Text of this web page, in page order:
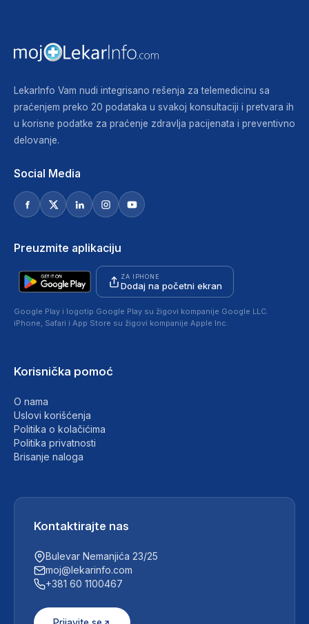
LekarInfo Vam nudi integrisano rešenja za telemedicinu sa
praćenjem preko 20 podataka u svakoj konsultaciji i pretvara ih
u korisne podatke za praćenje zdravlja pacijenata i preventivno
delovanje.
Social Media
Preuzmite aplikaciju
ZA IPHONE
Dodaj na početni ekran
Google Play i logotip Google Play su žigovi kompanije Google LLC.
iPhone, Safari i App Store su žigovi kompanije Apple Inc.
Korisnička pomoć
O nama
Uslovi korišćenja
Politika o kolačićima
Politika privatnosti
Brisanje naloga
Kontaktirajte nas
Bulevar Nemanjića 23/25
moj@lekarinfo.com
+381 60 1100467